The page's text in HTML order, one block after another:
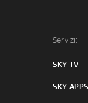
Servizi:
SKY TV
SKY APPS